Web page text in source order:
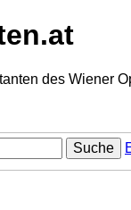
des Wiener
Suche